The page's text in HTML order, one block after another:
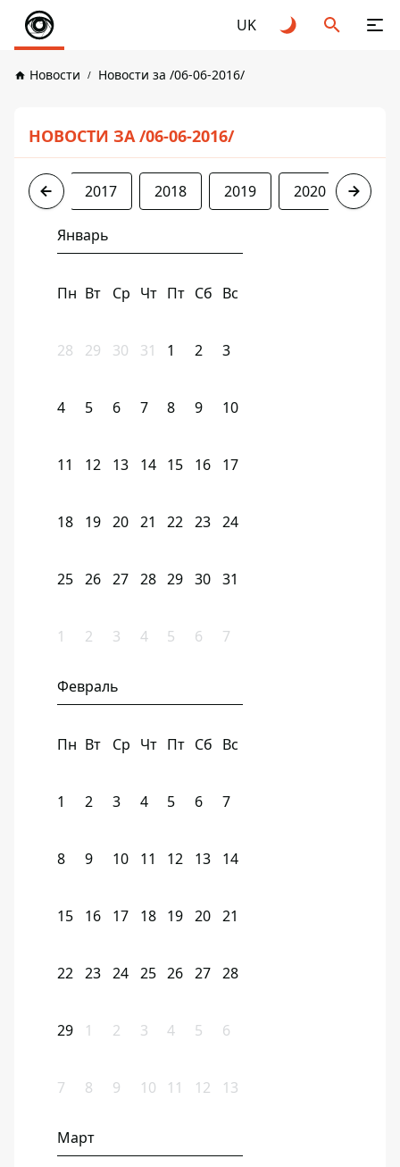
UK
Новости Новости за /06-06-2016/
НОВОСТИ ЗА /06-06-2016/
2016 2017 2018 2019 2020 2021
Январь
Пн Вт Ср Чт Пт Сб Вс
28 29 30 31 1 2 3
4 5 6 7 8 9 10
11 12 13 14 15 16 17
18 19 20 21 22 23 24
25 26 27 28 29 30 31
1 2 3 4 5 6 7
Февраль
Пн Вт Ср Чт Пт Сб Вс
1 2 3 4 5 6 7
8 9 10 11 12 13 14
15 16 17 18 19 20 21
22 23 24 25 26 27 28
29 1 2 3 4 5 6
7 8 9 10 11 12 13
Март